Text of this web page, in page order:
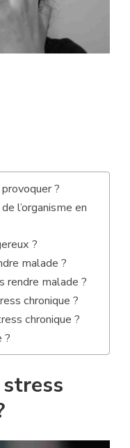
?
l’organisme en
?
malade ?
rendre malade ?
chronique ?
chronique ?
?